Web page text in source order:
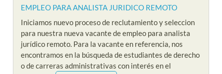
EMPLEO PARA ANALISTA JURIDICO REMOTO
Iniciamos nuevo proceso de reclutamiento y seleccion
para nuestra nueva vacante de empleo para analista
jurídico remoto. Para la vacante en referencia, nos
encontramos en la búsqueda de estudiantes de derecho
o de carreras administrativas con interés en el